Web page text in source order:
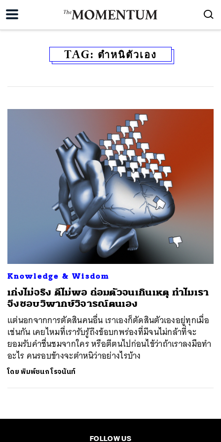
TAG: ตำหนิตัวเอง
Knowledge & Wisdom
เก่งไม่จริง ดีไม่พอ ถ่อมตัวจนเกินเหตุ ทำไมเรา
จึงชอบวิพากษ์วิจารณ์ตนเอง
แต่นอกจากการตัดสินคนอื่น เราเองก็ตัดสินตัวเองอยู่ทุกเมื่อ
เช่นกัน เคยไหมที่เรารับรู้ถึงข้อบกพร่องที่มีจนไม่กล้าที่จะ
ยอมรับคำชื่นชมจากใคร หรือตีตนไปก่อนไข้ว่าถ้าเราลงมือทำ
อะไร คนรอบข้างจะตำหนิว่าอย่างไรบ้าง
โดยพิมพ์ชนก โรจนันท์
FOLLOW US
SHARE TWEET